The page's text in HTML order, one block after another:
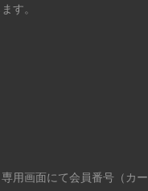
す。
用画面にて会員番号（カー